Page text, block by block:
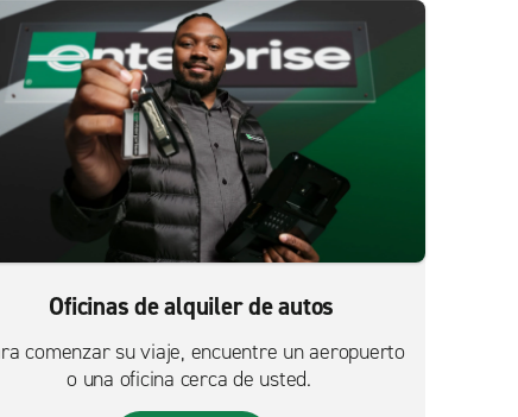
Oficinas de alquiler de autos
comenzar su viaje, encuentre un aeropuerto
o una oficina cerca de usted.